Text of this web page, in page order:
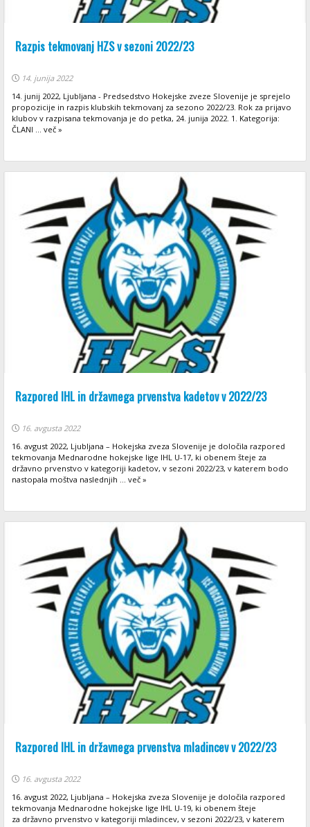
Razpis tekmovanj HZS v sezoni 2022/23
14. junija 2022
14. junij 2022, Ljubljana - Predsedstvo Hokejske zveze Slovenije je sprejelo
propozicije in razpis klubskih tekmovanj za sezono 2022/23. Rok za prijavo
klubov v razpisana tekmovanja je do petka, 24. junija 2022. 1. Kategorija:
ČLANI ... več »
Razpored IHL in državnega prvenstva kadetov v 2022/23
16. avgusta 2022
16. avgust 2022, Ljubljana – Hokejska zveza Slovenije je določila razpored
tekmovanja Mednarodne hokejske lige IHL U-17, ki obenem šteje za
državno prvenstvo v kategoriji kadetov, v sezoni 2022/23, v katerem bodo
nastopala moštva naslednjih ... več »
Razpored IHL in državnega prvenstva mladincev v 2022/23
16. avgusta 2022
16. avgust 2022, Ljubljana – Hokejska zveza Slovenije je določila razpored
tekmovanja Mednarodne hokejske lige IHL U-19, ki obenem šteje
za državno prvenstvo v kategoriji mladincev, v sezoni 2022/23, v katerem